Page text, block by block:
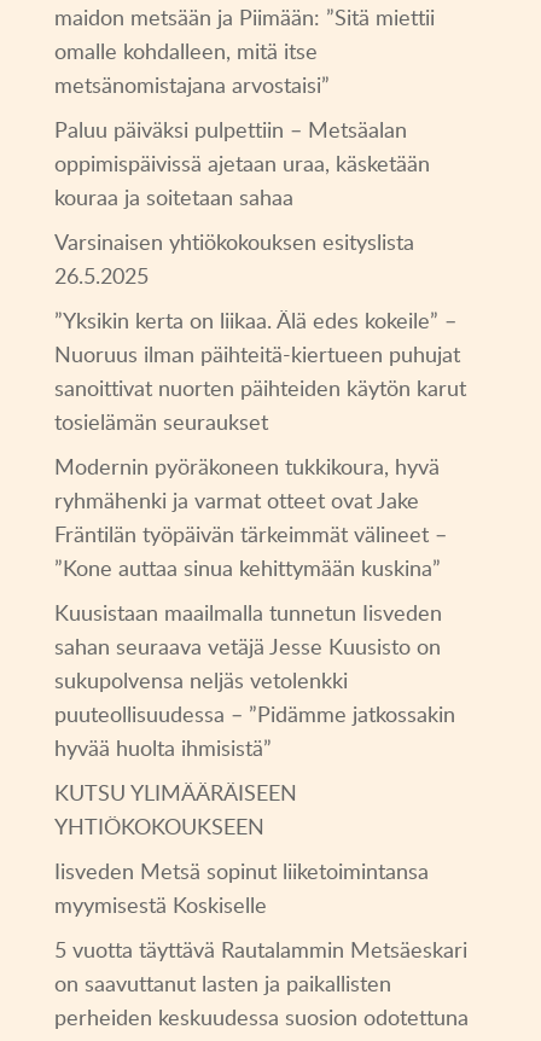
maidon metsään ja Piimään: ”Sitä miettii
omalle kohdalleen, mitä itse
metsänomistajana arvostaisi”
Paluu päiväksi pulpettiin – Metsäalan
oppimispäivissä ajetaan uraa, käsketään
kouraa ja soitetaan sahaa
Varsinaisen yhtiökokouksen esityslista
26.5.2025
”Yksikin kerta on liikaa. Älä edes kokeile” –
Nuoruus ilman päihteitä-kiertueen puhujat
sanoittivat nuorten päihteiden käytön karut
tosielämän seuraukset
Modernin pyöräkoneen tukkikoura, hyvä
ryhmähenki ja varmat otteet ovat Jake
Fräntilän työpäivän tärkeimmät välineet –
”Kone auttaa sinua kehittymään kuskina”
Kuusistaan maailmalla tunnetun Iisveden
sahan seuraava vetäjä Jesse Kuusisto on
sukupolvensa neljäs vetolenkki
puuteollisuudessa – ”Pidämme jatkossakin
hyvää huolta ihmisistä”
KUTSU YLIMÄÄRÄISEEN
YHTIÖKOKOUKSEEN
Iisveden Metsä sopinut liiketoimintansa
myymisestä Koskiselle
5 vuotta täyttävä Rautalammin Metsäeskari
on saavuttanut lasten ja paikallisten
perheiden keskuudessa suosion odotettuna